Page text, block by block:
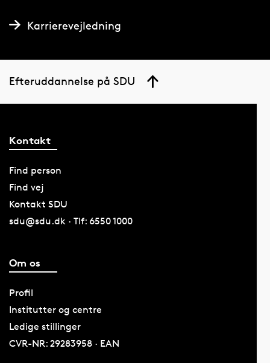
Karrierevejledning
Efteruddannelse på SDU
Kontakt
Find person
Find vej
Kontakt SDU
sdu@sdu.dk · Tlf: 6550 1000
Om os
Profil
Institutter og centre
Ledige stillinger
CVR-NR: 29283958 · EAN